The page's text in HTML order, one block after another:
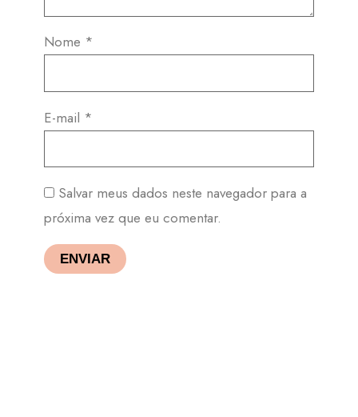
Nome *
E-mail *
Salvar meus dados neste navegador para a
próxima vez que eu comentar.